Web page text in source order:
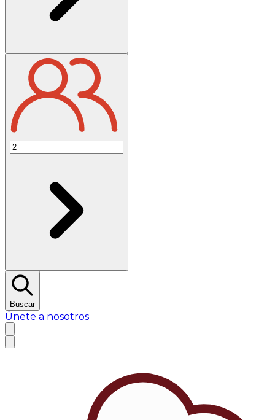
Buscar
Únete a nosotros